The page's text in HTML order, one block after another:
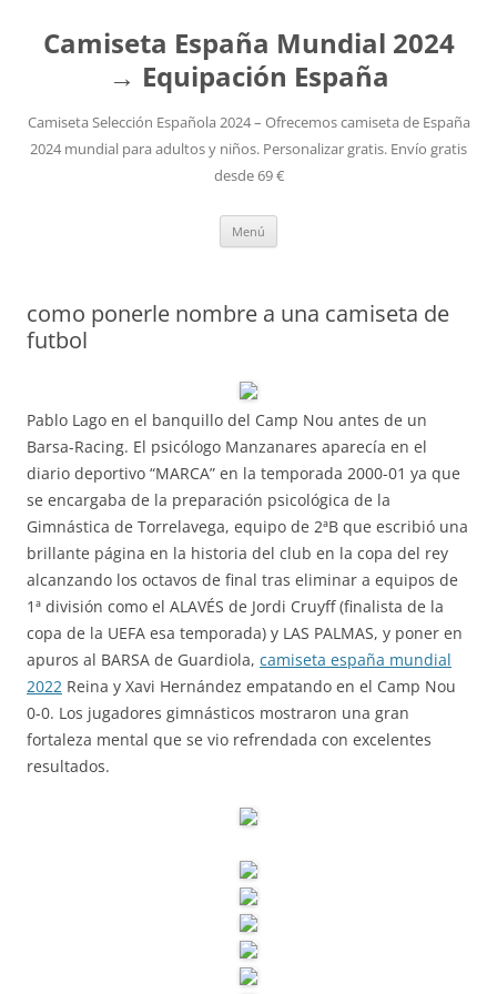
Camiseta España Mundial 2024
→ Equipación España
Camiseta Selección Española 2024 – Ofrecemos camiseta de España
2024 mundial para adultos y niños. Personalizar gratis. Envío gratis
desde 69 €
Menú
como ponerle nombre a una camiseta de
futbol
Pablo Lago en el banquillo del Camp Nou antes de un
Barsa-Racing. El psicólogo Manzanares aparecía en el
diario deportivo “MARCA” en la temporada 2000-01 ya que
se encargaba de la preparación psicológica de la
Gimnástica de Torrelavega, equipo de 2ªB que escribió una
brillante página en la historia del club en la copa del rey
alcanzando los octavos de final tras eliminar a equipos de
1ª división como el ALAVÉS de Jordi Cruyff (finalista de la
copa de la UEFA esa temporada) y LAS PALMAS, y poner en
apuros al BARSA de Guardiola, camiseta españa mundial
2022 Reina y Xavi Hernández empatando en el Camp Nou
0-0. Los jugadores gimnásticos mostraron una gran
fortaleza mental que se vio refrendada con excelentes
resultados.